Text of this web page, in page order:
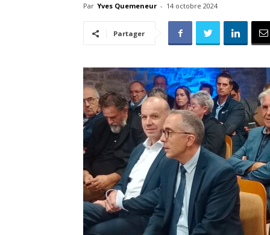
Par Yves Quemeneur - 14 octobre 2024
Partager